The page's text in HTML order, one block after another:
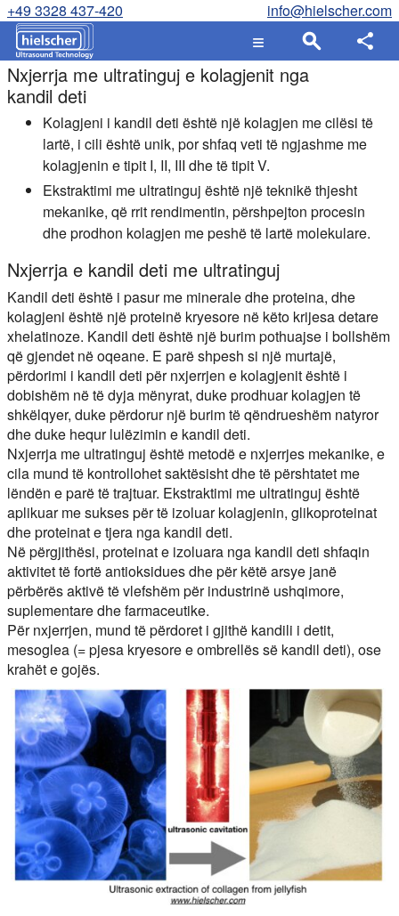
+49 3328 437-420 info@hielscher.com
Nxjerrja me ultratinguj e kolagjenit nga
kandil deti
Kolagjeni i kandil deti është një kolagjen me cilësi të
lartë, i cili është unik, por shfaq veti të ngjashme me
kolagjenin e tipit I, II, III dhe të tipit V.
Ekstraktimi me ultratinguj është një teknikë thjesht
mekanike, që rrit rendimentin, përshpejton procesin
dhe prodhon kolagjen me peshë të lartë molekulare.
Nxjerrja e kandil deti me ultratinguj
Kandil deti është i pasur me minerale dhe proteina, dhe
kolagjeni është një proteinë kryesore në këto krijesa detare
xhelatinoze. Kandil deti është një burim pothuajse i bollshëm
që gjendet në oqeane. E parë shpesh si një murtajë,
përdorimi i kandil deti për nxjerrjen e kolagjenit është i
dobishëm në të dyja mënyrat, duke prodhuar kolagjen të
shkëlqyer, duke përdorur një burim të qëndrueshëm natyror
dhe duke hequr lulëzimin e kandil deti.
Nxjerrja me ultratinguj është metodë e nxjerrjes mekanike, e
cila mund të kontrollohet saktësisht dhe të përshtatet me
lëndën e parë të trajtuar. Ekstraktimi me ultratinguj është
aplikuar me sukses për të izoluar kolagjenin, glikoproteinat
dhe proteinat e tjera nga kandil deti.
Në përgjithësi, proteinat e izoluara nga kandil deti shfaqin
aktivitet të fortë antioksidues dhe për këtë arsye janë
përbërës aktivë të vlefshëm për industrinë ushqimore,
suplementare dhe farmaceutike.
Për nxjerrjen, mund të përdoret i gjithë kandili i detit,
mesoglea (= pjesa kryesore e ombrellës së kandil deti), ose
krahët e gojës.